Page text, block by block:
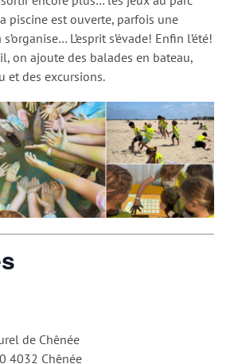
piscine est ouverte, parfois une
L’esprit s’évade! Enfin l’été!
on ajoute des balades en bateau,
et des excursions.
de Chênée
4032 Chênée